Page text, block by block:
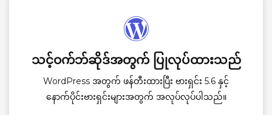
သင့်ဝက်ဘ်ဆိုဒ်အတွက် ပြုလုပ်ထားသည်
WordPress အတွက် ဖန်တီးထားပြီး ဗားရှင်း 5.6 နှင့်
နောက်ပိုင်းဗားရှင်းများအတွက် အလုပ်လုပ်ပါသည်။